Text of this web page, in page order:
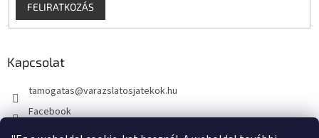
FELIRATKOZÁS
Kapcsolat
tamogatas@varazslatosjatekok.hu
Facebook
kouzelnehry